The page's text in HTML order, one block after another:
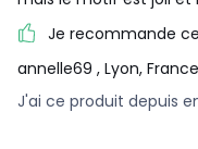
Je recommande
annelle69 , Lyon, France
J'ai ce produit depuis